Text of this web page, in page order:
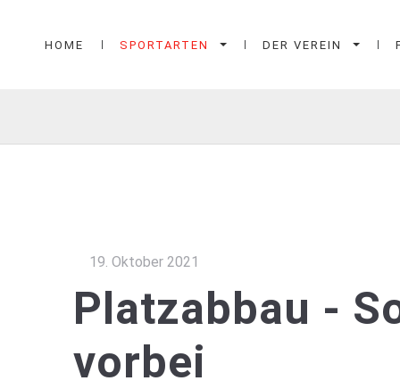
HOME SPORTARTEN DER VEREIN
19. Oktober 2021
Platzabbau -
vorbei